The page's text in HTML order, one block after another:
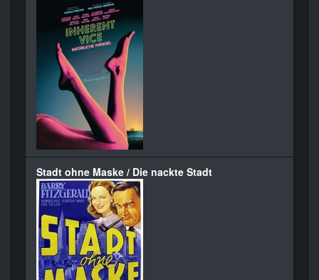
Stadt ohne Maske / Die nackte Stadt